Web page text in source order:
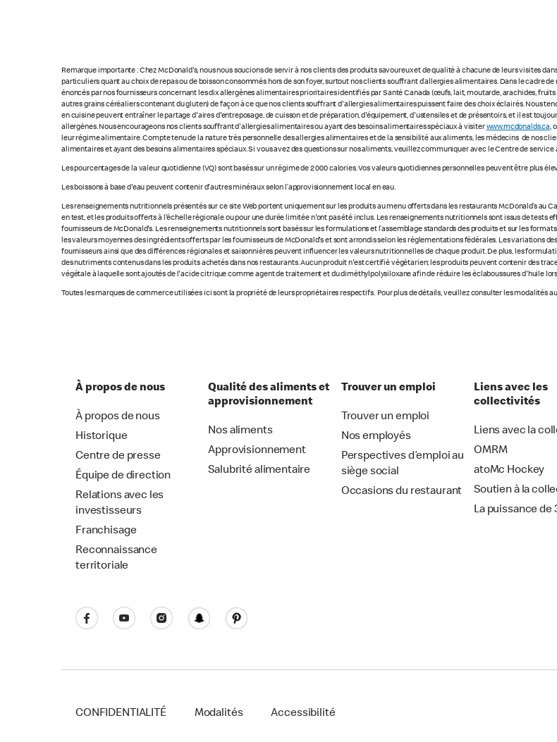
Remarque importante : Chez McDonald's, nous nous soucions de servir à nos clients des produits savoureux et de qualité à chacune de leurs visites
particuliers quant au choix de repas ou de boisson consommés hors de son foyer, surtout nos clients souffrant d’allergies alimentaires. Dans le cadre
énoncés par nos fournisseurs concernant les dix allergènes alimentaires prioritaires identifiés par Santé Canada (œufs, lait, moutarde, arachides,
autres grains céréaliers contenant du gluten) de façon à ce que nos clients souffrant d'allergies alimentaires puissent faire des choix éclairés. Nous
en cuisine peuvent entraîner le partage d'aires d'entreposage, de cuisson et de préparation, d'équipement, d'ustensiles et de présentoirs, et il est
allergènes. Nous encourageons nos clients souffrant d'allergies alimentaires ou ayant des besoins alimentaires spéciaux à visiterwww.mcdonalds.ca,
leur régime alimentaire. Compte tenu de la nature très personnelle des allergies alimentaires et de la sensibilité aux aliments, les médecins de nos
alimentaires et ayant des besoins alimentaires spéciaux. Si vous avez des questions sur nos aliments, veuillez communiquer avec le Centre de service
Les pourcentages de la valeur quotidienne (VQ) sont basés sur un régime de 2 000 calories. Vos valeurs quotidiennes personnelles peuvent être plus
Les boissons à base d'eau peuvent contenir d'autres minéraux selon l’approvisionnement local en eau.
Les renseignements nutritionnels présentés sur ce site Web portent uniquement sur les produits au menu offerts dans les restaurants McDonald’s au
en test, et les produits offerts à l'échelle régionale ou pour une durée limitée n'ont pas été inclus. Les renseignements nutritionnels sont issus de tests
fournisseurs de McDonald's. Les renseignements nutritionnels sont basés sur les formulations et l’assemblage standards des produits et sur les
les valeurs moyennes des ingrédients offerts par les fournisseurs de McDonald's et sont arrondis selon les réglementations fédérales. Les variations
fournisseurs ainsi que des différences régionales et saisonnières peuvent influencer les valeurs nutritionnelles de chaque produit. De plus, les
des nutriments contenus dans les produits achetés dans nos restaurants. Aucun produit n'est certifié végétarien; les produits peuvent contenir des
végétale à laquelle sont ajoutés de l'acide citrique comme agent de traitement et du diméthylpolysiloxane afin de réduire les éclaboussures d'huile
Toutes les marques de commerce utilisées ici sont la propriété de leurs propriétaires respectifs. Pour plus de détails, veuillez consulter les modalités
À propos de nous
À propos de nous
Historique
Centre de presse
Équipe de direction
Relations avec les
investisseurs
Franchisage
Reconnaissance
territoriale
Qualité des aliments et
approvisionnement
Nos aliments
Approvisionnement
Salubrité alimentaire
Trouver un emploi
Trouver un emploi
Nos employés
Perspectives d’emploi au
siège social
Occasions du restaurant
Liens avec les
collectivités
Liens avec la
OMRM
atoMc Hockey
Soutien à la
La puissance de
CONFIDENTIALITÉ Modalités Accessibilité